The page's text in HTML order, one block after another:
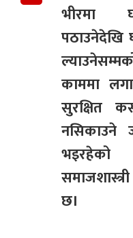
भीरमा
पठाउनेदेखि
काममा
सुरक्षित
नसिकाउने
भइरहेको
छ।